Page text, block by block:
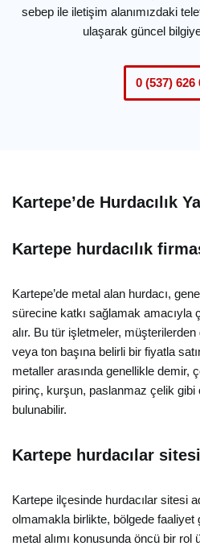
sebep ile iletişim alanımızdaki
ulaşarak güncel
0 (537) 626
Kartepe’de Hurdacılık
Kartepe hurdacılık
Kartepe’de metal alan hurdacı,
sürecine katkı sağlamak amacıyla
alır. Bu tür işletmeler,
veya ton başına belirli bir fiyatla
metaller arasında genellikle demir,
pirinç, kurşun, paslanmaz çelik gibi
bulunabilir.
Kartepe hurdacılar
Kartepe ilçesinde hurdacılar sitesi
olmamakla birlikte, bölgede faaliyet
metal alımı konusunda öncü bir